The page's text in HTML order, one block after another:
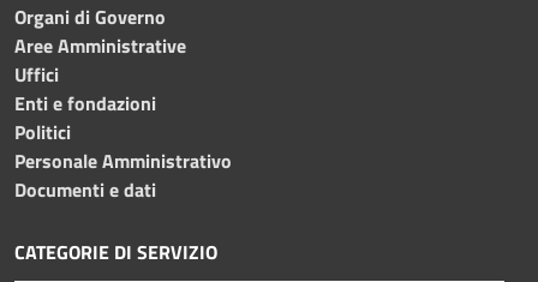
Organi di Governo
Aree Amministrative
Uffici
Enti e fondazioni
Politici
Personale Amministrativo
Documenti e dati
CATEGORIE DI SERVIZIO